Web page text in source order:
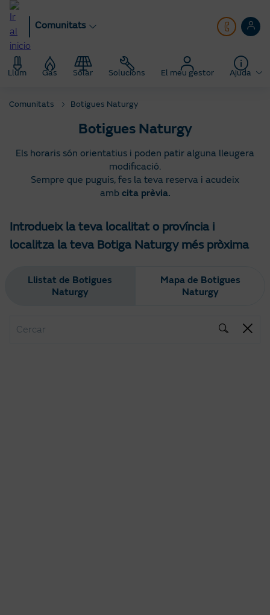
Anar
contingut
principal
Comunitats
Llum Gas Solar Solucions El meu gestor Ajuda
Comunitats Botigues Naturgy
Botigues Naturgy
Els horaris són orientatius i poden patir alguna lleugera
modificació.
Sempre que puguis, fes la teva reserva i acudeix
amb cita prèvia.
Introdueix la teva localitat o província i
localitza la teva Botiga Naturgy més pròxima
Llistat de Botigues
Naturgy
Mapa de Botigues
Naturgy